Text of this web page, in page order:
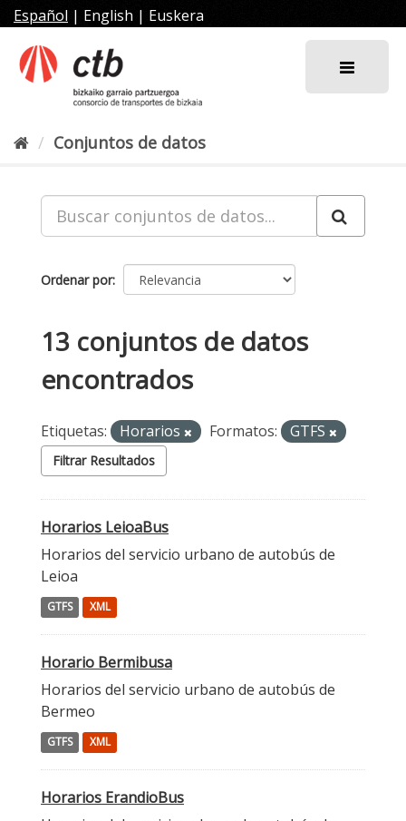
al
contenido
Español | English | Euskera
Conjuntos de datos
Ordenar por
13 conjuntos de datos
encontrados
Etiquetas: Horarios Formatos: GTFS
Filtrar Resultados
Horarios LeioaBus
Horarios del servicio urbano de autobús de
Leioa
GTFS XML
Horario Bermibusa
Horarios del servicio urbano de autobús de
Bermeo
GTFS XML
Horarios ErandioBus